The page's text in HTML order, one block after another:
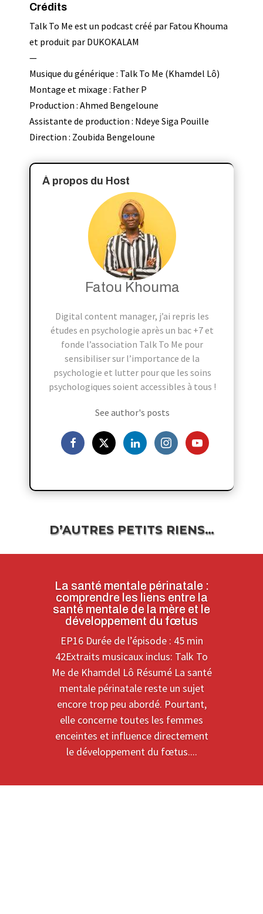
Crédits
Talk To Me est un podcast créé par Fatou Khouma
et produit par DUKOKALAM
—
Musique du générique : Talk To Me (Khamdel Lô)
Montage et mixage : Father P
Production : Ahmed Bengeloune
Assistante de production : Ndeye Siga Pouille
Direction : Zoubida Bengeloune
À propos du Host
Fatou Khouma
Digital content manager, j’ai repris les
études en psychologie après un bac +7 et
fonde l’association Talk To Me pour
sensibiliser sur l’importance de la
psychologie et lutter pour que les soins
psychologiques soient accessibles à tous !
See author's posts
D’AUTRES PETITS RIENS…
La santé mentale périnatale :
comprendre les liens entre la
santé mentale de la mère et le
développement du fœtus
EP16 Durée de l’épisode : 45 min
42Extraits musicaux inclus: Talk To
Me de Khamdel Lô Résumé La santé
mentale périnatale reste un sujet
encore trop peu abordé. Pourtant,
elle concerne toutes les femmes
enceintes et influence directement
le développement du fœtus....